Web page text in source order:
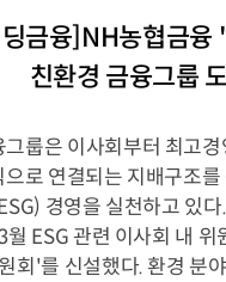
금융]NH농협금융
친환경 금융그룹
룹은 이사회부터 최고경
으로 연결되는 지배구조
경영을 실천하고 있
월 ESG 관련 이사회 내
회'를 신설했다. 환경 분